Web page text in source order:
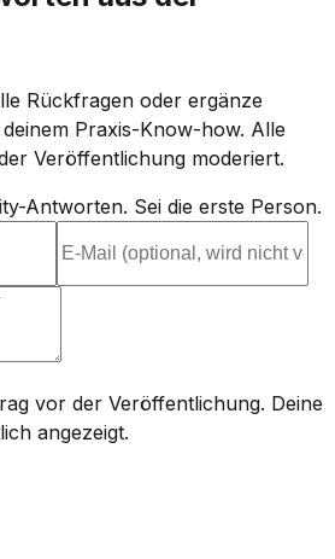
Rückfragen oder ergänze
Praxis-Know-how. Alle
Veröffentlichung moderiert.
Antworten. Sei die erste Person.
vor der Veröffentlichung. Deine
angezeigt.